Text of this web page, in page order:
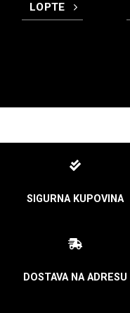
LOPTE
SIGURNA KUPOVINA
DOSTAVA NA ADRESU